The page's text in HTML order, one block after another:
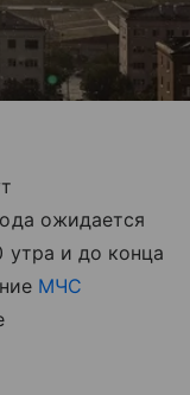
ожидается
утра и до конца
МЧС